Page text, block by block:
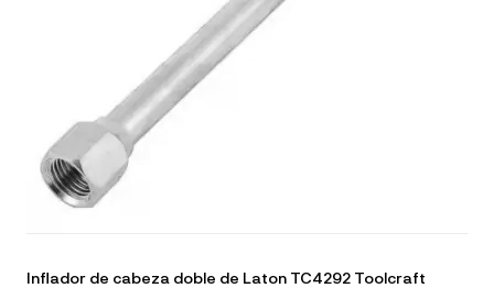
Inflador de cabeza doble de Laton TC4292 Toolcraft